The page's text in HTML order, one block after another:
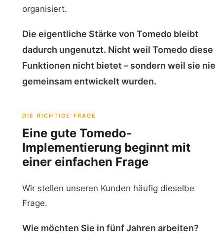
organisiert.
Die eigentliche Stärke von Tomedo bleibt
dadurch ungenutzt. Nicht weil Tomedo diese
Funktionen nicht bietet – sondern weil sie nie
gemeinsam entwickelt wurden.
DIE RICHTIGE FRAGE
Eine gute Tomedo-
Implementierung beginnt mit
einer einfachen Frage
Wir stellen unseren Kunden häufig dieselbe
Frage.
Wie möchten Sie in fünf Jahren arbeiten?